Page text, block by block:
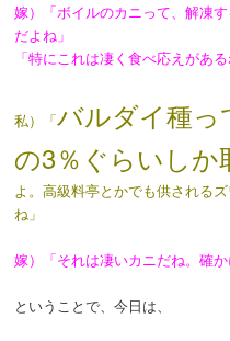
嫁）「ボイルのカニって、解凍
だよね」
「特にこれは凄く食べ応えがある
私）「バルダイ種っ
の3％ぐらいしか
よ。高級料亭とかでも供される
ね」
嫁）「それは凄いカニだね。確
ということで、今日は、